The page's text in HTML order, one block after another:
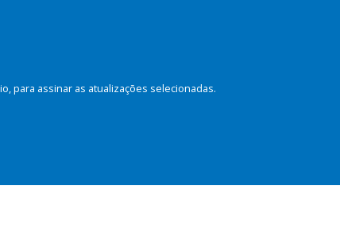
para assinar as atualizações selecionadas.